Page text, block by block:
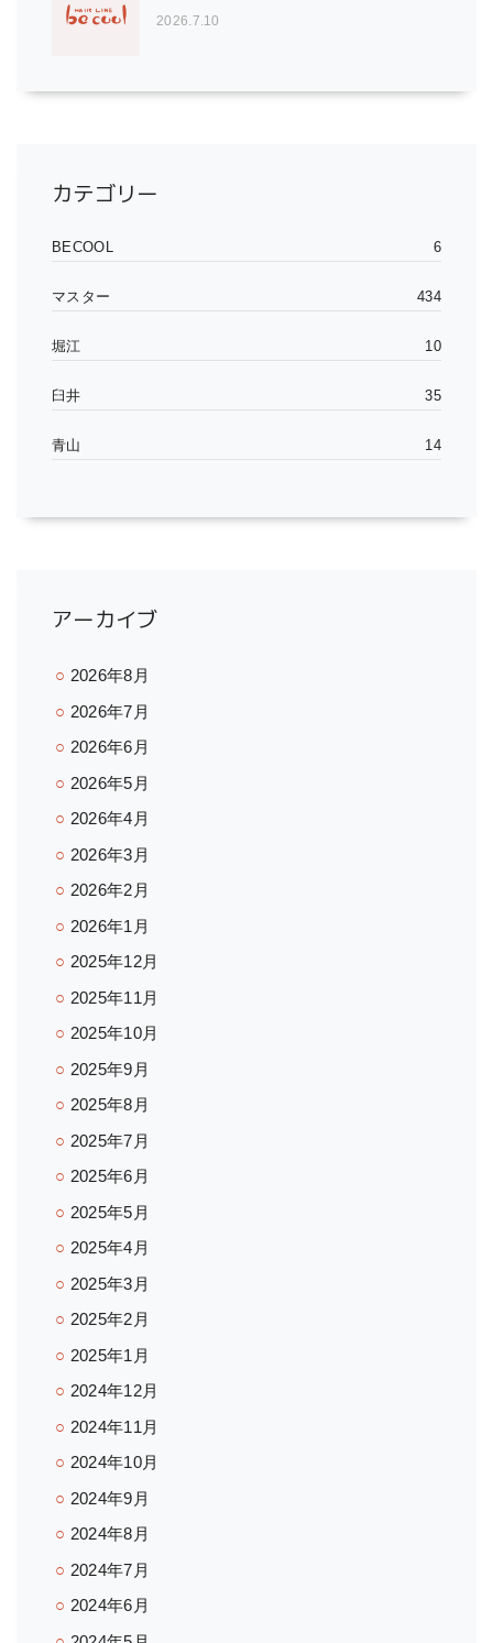
2026.7.10
カテゴリー
BECOOL 6
マスター 434
堀江 10
臼井 35
青山 14
アーカイブ
2026年8月
2026年7月
2026年6月
2026年5月
2026年4月
2026年3月
2026年2月
2026年1月
2025年12月
2025年11月
2025年10月
2025年9月
2025年8月
2025年7月
2025年6月
2025年5月
2025年4月
2025年3月
2025年2月
2025年1月
2024年12月
2024年11月
2024年10月
2024年9月
2024年8月
2024年7月
2024年6月